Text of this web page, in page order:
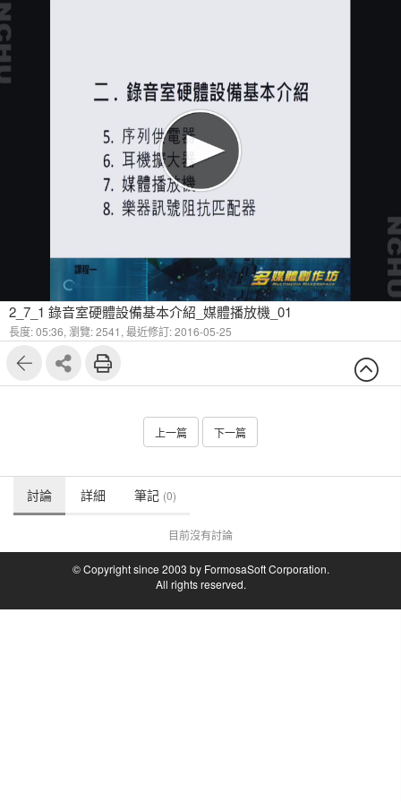
2_7_1 錄音室硬體設備基本介紹_媒體播放機_01
長度: 05:36, 瀏覽: 2541, 最近修訂: 2016-05-25
上一篇 下一篇
討論 詳細 筆記 (0)
目前沒有討論
© Copyright since 2003 by FormosaSoft Corporation.
All rights reserved.